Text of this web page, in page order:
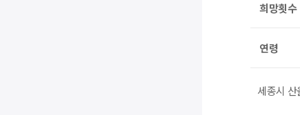
희망횟수
연령
세종시